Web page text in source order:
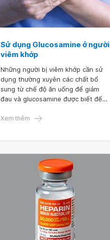
Sử dụng Glucosamine ở người
viêm khớp
Những người bị viêm khớp cần sử
dụng thường xuyên các chất bổ
sung từ chế độ ăn uống để giảm
đau và glucosamine được biết đến
khớp. Tuy nhiên, việc dùng
Xem thêm